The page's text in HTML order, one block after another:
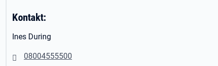
Kontakt:
Ines During
08004555500